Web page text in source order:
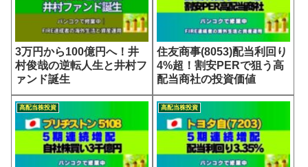
3万円から100億円へ！井
村俊哉の逆転人生と井村フ
ァンド誕生
住友商事(8053)配当利回り
4%超！割安PERで狙う高
配当商社の投資価値
高配当株投資 高配当株投資